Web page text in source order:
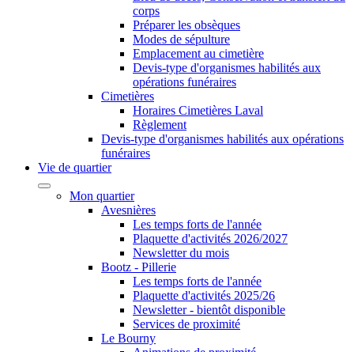
corps
Préparer les obsèques
Modes de sépulture
Emplacement au cimetière
Devis-type d'organismes habilités aux
opérations funéraires
Cimetières
Horaires Cimetières Laval
Règlement
Devis-type d'organismes habilités aux opérations
funéraires
Vie de quartier
Mon quartier
Avesnières
Les temps forts de l'année
Plaquette d'activités 2026/2027
Newsletter du mois
Bootz - Pillerie
Les temps forts de l'année
Plaquette d'activités 2025/26
Newsletter - bientôt disponible
Services de proximité
Le Bourny